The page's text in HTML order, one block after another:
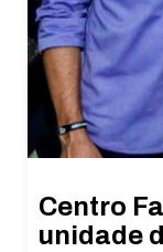
Centro
unidade